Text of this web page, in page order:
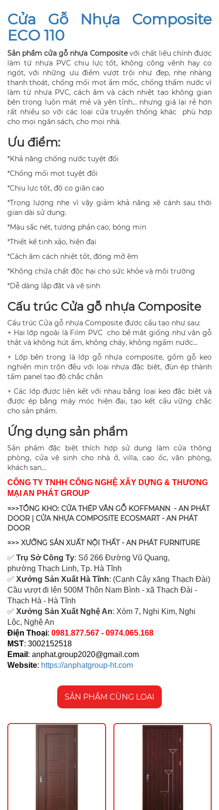
Cửa Gỗ Nhựa Composite
ECO 110
Sản phẩm cửa gỗ nhựa Compositevới chất liệu chính được
làm từ nhựa PVC chịu lực tốt, không công vênh hay co
ngót, với những ưu điểm vượt trội như đẹp, nhẹ nhàng
thanh thoát, chống mối mọt ẩm mốc, chống thấm nước vì
làm từ nhựa PVC, cách âm và cách nhiệt tạo không gian
bên trong luôn mát mẻ và yên tỉnh… nhưng giá lại rẻ hơn
rất nhiều so với các loại cửa truyền thống khác phù hợp
cho mọi ngân sách, cho mọi nhà.
Ưu điểm:
*Khả năng chống nước tuyệt đối
*Chống mối mọt tuyệt đối
*Chịu lực tốt, độ co giãn cao
*Trọng lượng nhẹ vì vậy giảm khả năng xệ cánh sau thời
gian dài sử dụng.
*Màu sắc nét, tương phản cao, bóng mịn
*Thiết kế tinh xảo, hiện đại
*Cách âm cách nhiệt tốt, đóng mở êm
*Không chứa chất độc hại cho sức khỏe và môi trường
*Dễ dàng lắp đặt và vệ sinh
Cấu trúc Cửa gỗ nhựa Composite
Cấu trúc Cửa gỗ nhựa Composite được cấu tạo như sau:
+ Hai lớp ngoài là Film PVC cho bề mặt giống như vân gỗ
thật và không hút ẩm, không cháy, không ngấm nước…
+ Lớp bên trong là lớp gỗ nhựa composite, gồm gỗ keo
nghiền mịn trộn đều với loại nhựa đặc biệt, đùn ép thành
tấm panel tạo độ chắc chắn
+ Các lớp được liên kết với nhau bằng loại keo đặc biệt và
được ép bằng máy móc hiện đại, tạo kết cấu vững chắc
cho sản phẩm.
Ứng dụng sản phẩm
Sản phẩm đặc biệt thích hợp sử dụng làm cửa thông
phòng, cửa vệ sinh cho nhà ở, villa, cao ốc, văn phòng,
khách sạn…
CÔNG TY TNHH CÔNG NGHỆ XÂY DỰNG & THƯƠNG
MẠI AN PHÁT GROUP
=>>TỔNG KHO: CỬA THÉP VÂN GỖ KOFFMANN - AN PHÁT
DOOR | CỬA NHỰA COMPOSITE ECOSMART - AN PHÁT
DOOR
=>> XƯỞNG SẢN XUẤT NỘI THẤT - AN PHÁT FURNITURE
✅ Trụ Sở Công Ty: Số 266 Đường Vũ Quang,
phường Thạch Linh, Tp. Hà Tĩnh
✅ Xưởng Sản Xuất Hà Tĩnh: (Cạnh Cây xăng Thạch Đài)
Cầu vượt đi lên 500M Thôn Nam Bình - xã Thạch Đài -
Thạch Hà - Hà Tĩnh
✅ Xưởng Sản Xuất Nghệ An: Xóm 7, Nghi Kim, Nghi
Lộc, Nghệ An
Điện Thoại: 0981.877.567 - 0974.065.168
MST: 3002152518
Email : anphat.group2020@gmail.com
Website: https://anphatgroup-ht.com
SẢN PHẨM CÙNG LOẠI